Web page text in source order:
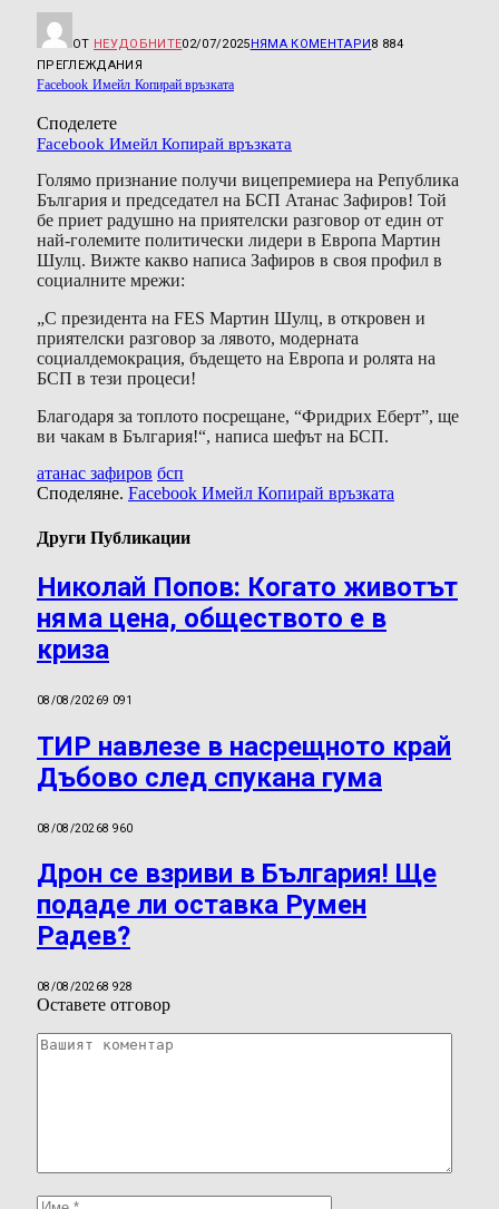
ОТ НЕУДОБНИТЕ02/07/2025НЯМА КОМЕНТАРИ8 884
ПРЕГЛЕЖДАНИЯ
Facebook Имейл Копирай връзката
Споделете
Facebook Имейл Копирай връзката
Голямо признание получи вицепремиера на Република
България и председател на БСП Атанас Зафиров! Той
бе приет радушно на приятелски разговор от един от
най-големите политически лидери в Европа Мартин
Шулц. Вижте какво написа Зафиров в своя профил в
социалните мрежи:
„С президента на FES Мартин Шулц, в откровен и
приятелски разговор за лявото, модерната
социалдемокрация, бъдещето на Европа и ролята на
БСП в тези процеси!
Благодаря за топлото посрещане, “Фридрих Еберт”, ще
ви чакам в България!“, написа шефът на БСП.
атанас зафиров бсп
Споделяне. Facebook Имейл Копирай връзката
Други Публикации
Николай Попов: Когато животът
няма цена, обществото е в
криза
08/08/20269 091
ТИР навлезе в насрещното край
Дъбово след спукана гума
08/08/20268 960
Дрон се взриви в България! Ще
подаде ли оставка Румен
Радев?
08/08/20268 928
Оставете отговор